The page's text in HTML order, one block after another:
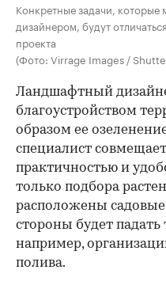
Конкретные задачи, которые
дизайнером, будут
проекта
(Фото: Virrage Images /
Ландшафтный
благоустройством
образом ее
специалист
практичностью и
только подбора
расположены
стороны будет падать
например,
полива.